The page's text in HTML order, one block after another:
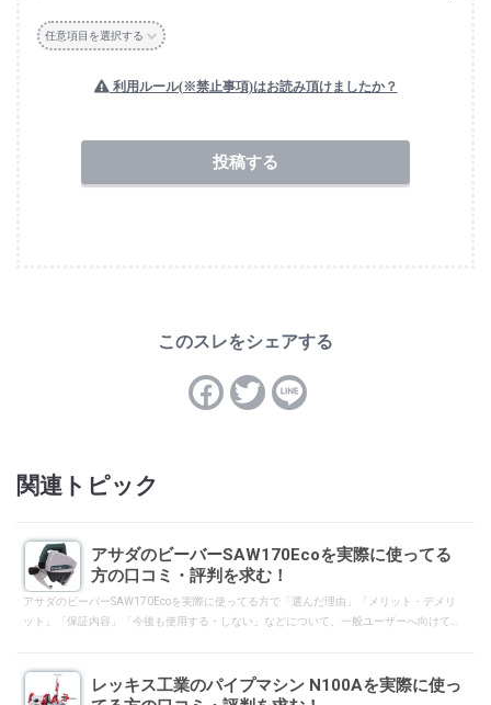
任意項目を選択する
利用ルール(※禁止事項)はお読み頂けましたか？
関連トピック
アサダのビーバーSAW170Ecoを実際に使ってる
方の口コミ・評判を求む！
アサダのビーバーSAW170Ecoを実際に使ってる方で「選んだ理由」「メリット・デメリ
ット」「保証内容」「今後も使用する・しない」などについて、一般ユーザーへ向けて
レッキス工業のパイプマシン N100Aを実際に使っ